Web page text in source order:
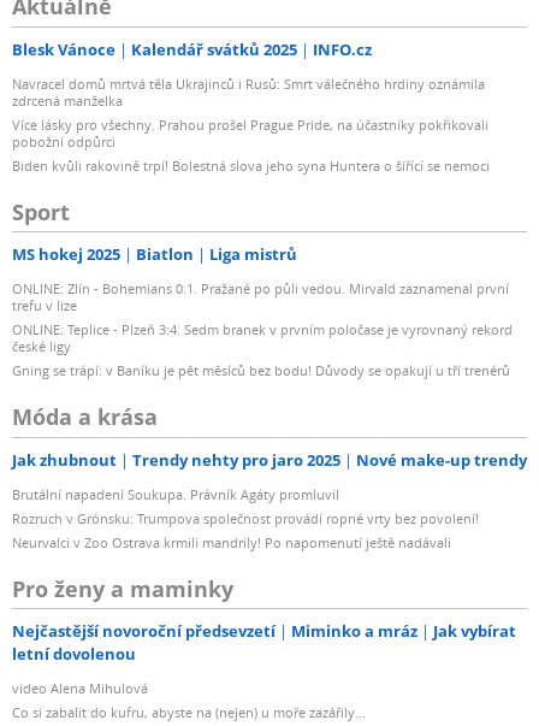
Aktuálně
Blesk Vánoce Kalendář svátků 2025 INFO.cz
Navracel domů mrtvá těla Ukrajinců i Rusů: Smrt válečného hrdiny oznámila
zdrcená manželka
Více lásky pro všechny. Prahou prošel Prague Pride, na účastníky pokřikovali
pobožní odpůrci
Biden kvůli rakovině trpí! Bolestná slova jeho syna Huntera o šířící se nemoci
Sport
MS hokej 2025 Biatlon Liga mistrů
ONLINE: Zlín - Bohemians 0:1. Pražané po půli vedou. Mirvald zaznamenal první
trefu v lize
ONLINE: Teplice - Plzeň 3:4. Sedm branek v prvním poločase je vyrovnaný rekord
české ligy
Gning se trápí: v Baníku je pět měsíců bez bodu! Důvody se opakují u tří trenérů
Móda a krása
Jak zhubnout Trendy nehty pro jaro 2025 Nové make-up trendy
Brutální napadení Soukupa. Právník Agáty promluvil
Rozruch v Grónsku: Trumpova společnost provádí ropné vrty bez povolení!
Neurvalci v Zoo Ostrava krmili mandrily! Po napomenutí ještě nadávali
Pro ženy a maminky
Nejčastější novoroční předsevzetí Miminko a mráz
Jak vybírat
letní dovolenou
video Alena Mihulová
Co si zabalit do kufru, abyste na (nejen) u moře zazářily...